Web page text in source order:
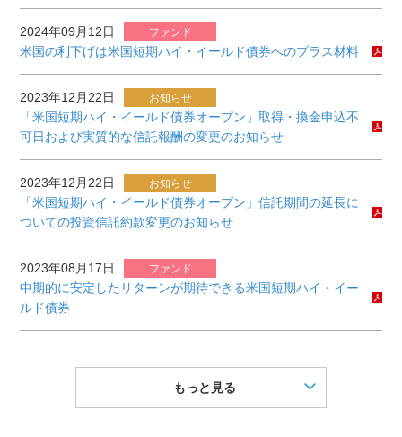
2024年09月12日 ファンド
米国の利下げは米国短期ハイ・イールド債券へのプラス材料
2023年12月22日 お知らせ
「米国短期ハイ・イールド債券オープン」取得・換金申込不
可日および実質的な信託報酬の変更のお知らせ
2023年12月22日 お知らせ
「米国短期ハイ・イールド債券オープン」信託期間の延長に
ついての投資信託約款変更のお知らせ
2023年08月17日 ファンド
中期的に安定したリターンが期待できる米国短期ハイ・イー
ルド債券
もっと見る